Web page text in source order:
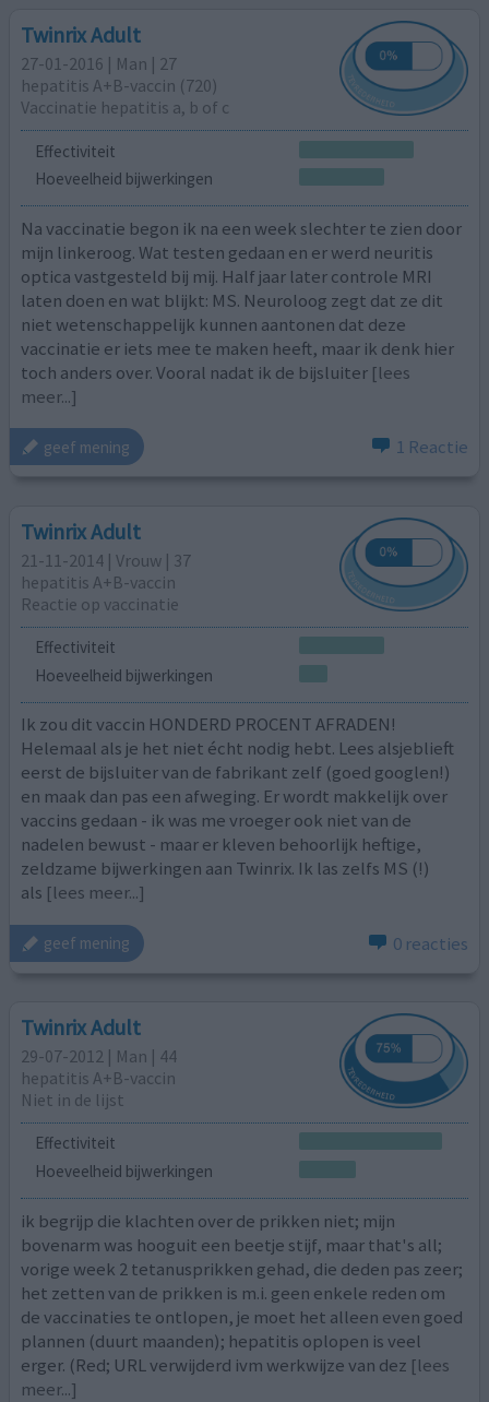
Twinrix Adult
27-01-2016 | Man | 27
hepatitis A+B-vaccin (720)
Vaccinatie hepatitis a, b of c
Effectiviteit
Hoeveelheid bijwerkingen
Na vaccinatie begon ik na een week slechter te zien door
mijn linkeroog. Wat testen gedaan en er werd neuritis
optica vastgesteld bij mij. Half jaar later controle MRI
laten doen en wat blijkt: MS. Neuroloog zegt dat ze dit
niet wetenschappelijk kunnen aantonen dat deze
vaccinatie er iets mee te maken heeft, maar ik denk hier
toch anders over. Vooral nadat ik de bijsluiter [lees
meer...]
geef mening 1 Reactie
Twinrix Adult
21-11-2014 | Vrouw | 37
hepatitis A+B-vaccin
Reactie op vaccinatie
Effectiviteit
Hoeveelheid bijwerkingen
Ik zou dit vaccin HONDERD PROCENT AFRADEN!
Helemaal als je het niet écht nodig hebt. Lees alsjeblieft
eerst de bijsluiter van de fabrikant zelf (goed googlen!)
en maak dan pas een afweging. Er wordt makkelijk over
vaccins gedaan - ik was me vroeger ook niet van de
nadelen bewust - maar er kleven behoorlijk heftige,
zeldzame bijwerkingen aan Twinrix. Ik las zelfs MS (!)
als [lees meer...]
geef mening 0 reacties
Twinrix Adult
29-07-2012 | Man | 44
hepatitis A+B-vaccin
Niet in de lijst
Effectiviteit
Hoeveelheid bijwerkingen
ik begrijp die klachten over de prikken niet; mijn
bovenarm was hooguit een beetje stijf, maar that's all;
vorige week 2 tetanusprikken gehad, die deden pas zeer;
het zetten van de prikken is m.i. geen enkele reden om
de vaccinaties te ontlopen, je moet het alleen even goed
plannen (duurt maanden); hepatitis oplopen is veel
erger. (Red; URL verwijderd ivm werkwijze van dez [lees
meer...]